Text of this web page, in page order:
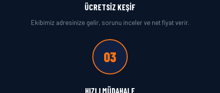
ÜCRETSIZ KEŞIF
Ekibimiz adresinize gelir, sorunu inceler ve net fiyat verir.
03
HIZLI MÜDAHALE